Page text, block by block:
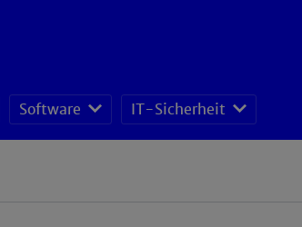
Software IT-Sicherheit